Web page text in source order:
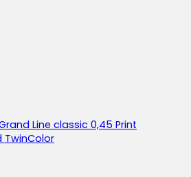
Line classic 0,45 Print
TwinColor